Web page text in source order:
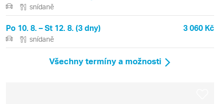
snídaně
Po 10. 8. – St 12. 8. (3 dny) 3 060 Kč
snídaně
Všechny termíny a možnosti